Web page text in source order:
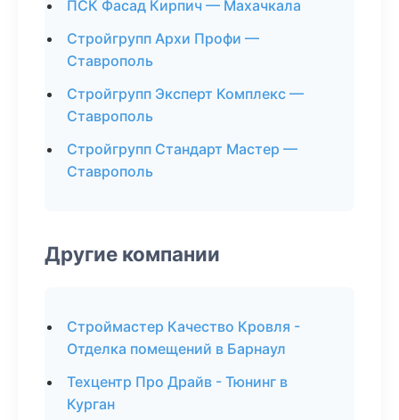
ПСК Фасад Кирпич — Махачкала
Стройгрупп Архи Профи —
Ставрополь
Стройгрупп Эксперт Комплекс —
Ставрополь
Стройгрупп Стандарт Мастер —
Ставрополь
Другие компании
Строймастер Качество Кровля -
Отделка помещений в Барнаул
Техцентр Про Драйв - Тюнинг в
Курган